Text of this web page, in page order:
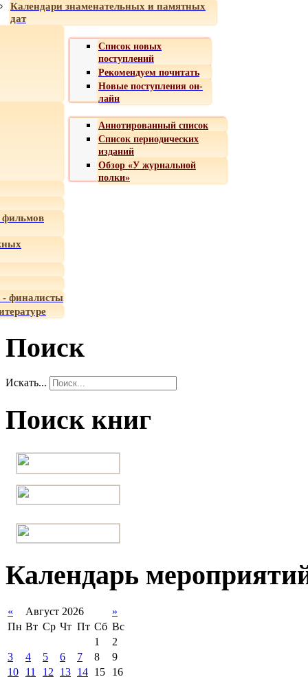
Календари знаменательных и памятных
дат
Список новых
поступлений
Рекомендуем почитать
Новые поступления он-
лайн
Аннотированный список
Список периодических
изданий
Обзор «У журнальной
полки»
- финалисты
Поиск
Искать...
Поиск книг
Календарь
« Август 2026
»
Пн Вт Ср Чт Пт Сб Вс
1
2
3
4 5 6 7 8
9
10
11 12 13 14 15 16